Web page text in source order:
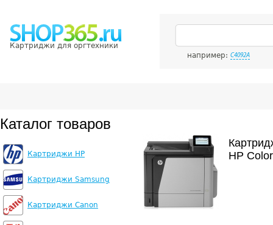
Картриджи для оргтехники
например: C4092A
Каталог товаров
Картриджи HP
Картриджи Samsung
Картриджи Canon
HP